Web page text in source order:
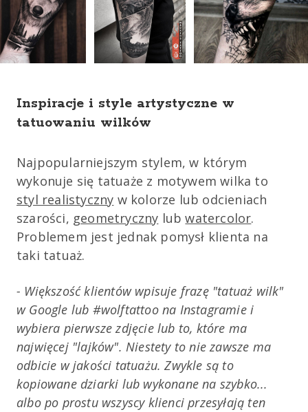
Inspiracje i style artystyczne w
tatuowaniu wilków
Najpopularniejszym stylem, w którym
wykonuje się tatuaże z motywem wilka to
styl realistyczny w kolorze lub odcieniach
szarości, geometryczny lubwatercolor.
Problemem jest jednak pomysł klienta na
taki tatuaż.
- Większość klientów wpisuje frazę "tatuaż wilk"
w Google lub #wolftattoo na Instagramie i
wybiera pierwsze zdjęcie lub to, które ma
najwięcej "lajków". Niestety to nie zawsze ma
odbicie w jakości tatuażu. Zwykle są to
kopiowane dziarki lub wykonane na szybko...
albo po prostu wszyscy klienci przesyłają ten